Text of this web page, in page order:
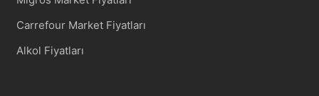
Carrefour Market Fiyatları
Alkol Fiyatları